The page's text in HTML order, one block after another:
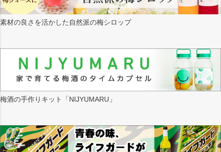
素材の良さを活かした自然派の梅シロップ
梅酒の手作りキット「NIJYUMARU」